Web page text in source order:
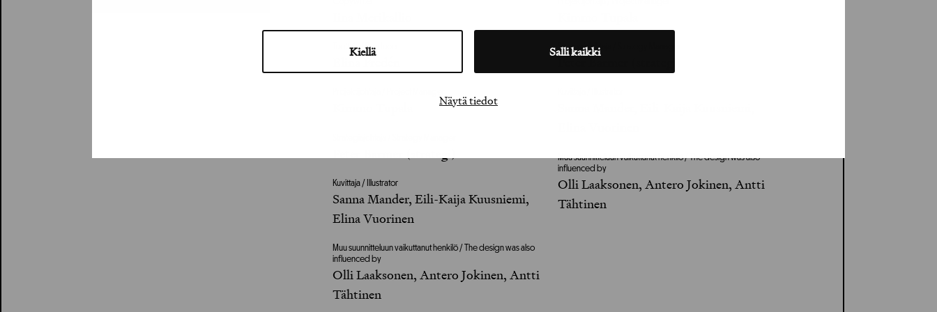
Kiellä Salli kaikki
Näytä tiedot
Tuottaja / Producer
Kuvittaja / Illustrator
Sanna Mander, Eili-Kaija Kuusniemi,
Elina Vuorinen
Muu suunnitteluun vaikuttanut henkilö / The design was also
influenced by
Olli Laaksonen, Antero Jokinen, Antti
Tähtinen
Strategiajohtaja / Strategy Manager
Muu suunnitteluun vaikuttanut henkilö / The design was also
influenced by
Olli Laaksonen, Antero Jokinen, Antti
Tähtinen